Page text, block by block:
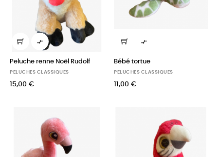

Peluche renne Noël Rudolf
PELUCHES CLASSIQUES
15,00 €

Bébé tortue
PELUCHES CLASSIQUES
11,00 €